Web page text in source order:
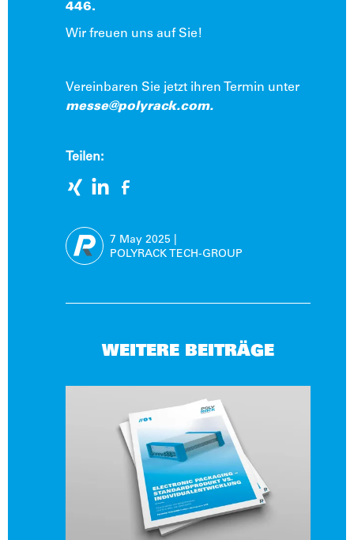
446.
Wir freuen uns auf Sie!
Vereinbaren Sie jetzt ihren Termin unter
messe@polyrack.com.
Teilen:
7 May 2025
POLYRACK TECH-GROUP
WEITERE BEITRÄGE